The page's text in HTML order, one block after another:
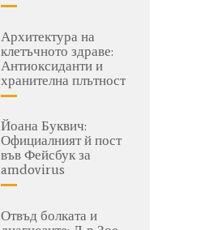
Архитектура на
клетъчното здраве:
Антиоксиданти и
хранителна плътност
Йоана Буквич:
Официалният й пост
във Фейсбук за
amdovirus
Отвъд болката и